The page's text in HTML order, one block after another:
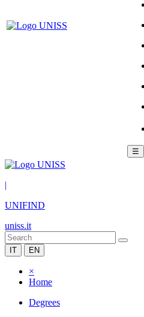
☰
|
UNIFIND
uniss.it
IT EN
×
Home
Degrees